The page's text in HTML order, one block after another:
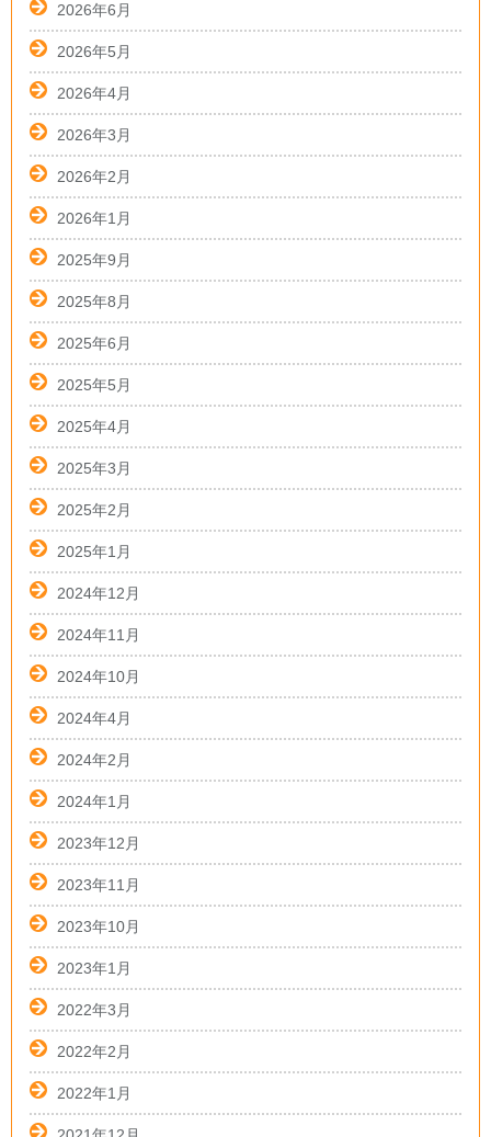
2026年6月
2026年5月
2026年4月
2026年3月
2026年2月
2026年1月
2025年9月
2025年8月
2025年6月
2025年5月
2025年4月
2025年3月
2025年2月
2025年1月
2024年12月
2024年11月
2024年10月
2024年4月
2024年2月
2024年1月
2023年12月
2023年11月
2023年10月
2023年1月
2022年3月
2022年2月
2022年1月